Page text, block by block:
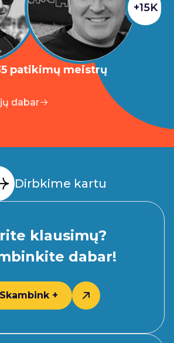
+15K
patikimų meistrų
dabar
Dirbkime kartu
klausimų?
dabar!
Skambink +